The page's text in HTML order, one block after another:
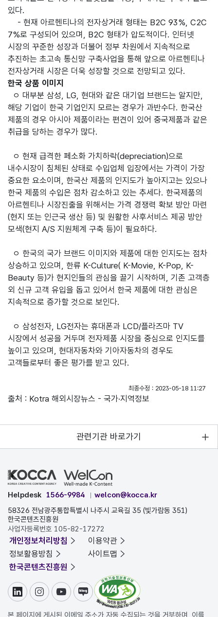
있다.
- 현재 아르헨티나의 전자상거래 형태는 B2C 93%, C2C
7%로 구성되어 있으며, B2C 형태가 압도적이다. 인터넷
시장의 꾸준한 성장과 더불어 정부 차원에서 지속적으로
추진하는 초고속 통신망 구축사업을 통해 앞으로 아르헨티나
전자상거래 시장은 더욱 성장할 것으로 전망되고 있다.
한국 상품 이미지
ㅇ 대부분 삼성, LG, 현대와 같은 대기업 브랜드는 알지만,
해당 기업이 한국 기업인지 모르는 경우가 과반수다. 한국산
제품의 경우 아시아 제품이라는 편견이 있어 중국제품과 같은
취급을 당하는 경우가 많다.
ㅇ 현재 급격한 페소화 가치하락(depreciation)으로
내수시장이 침체된 상태로 수입업체 입장에서는 가격이 가장
중요한 요소이며, 한국산 제품의 인지도가 높아지고는 있으나
한국 제품의 수입은 점차 감소하고 있는 추세다. 한국제품의
아르헨티나 시장진출을 위해서는 가격 경쟁력 확보 방안 마련
(현지 또는 인근국 생산 등) 및 원활한 사후서비스 제공 방안
모색(현지 A/S 지원체계 구축 등)이 필요하다.
ㅇ 한국의 국가 브랜드 이미지와 제품에 대한 인지도는 점차
상승하고 있으며, 한류 K-Culture( K-Movie, K-Pop, K-
Beauty 등)가 현지인들의 관심을 끌기 시작하며, 기존 고객층
외 신규 고객 유입을 돕고 있어서 한국 제품에 대한 관심은
지속적으로 증가할 것으로 보인다.
ㅇ 삼성전자, LG전자는 휴대폰과 LCD/플라즈마 TV
시장에서 성공을 거두며 전자제품 시장을 중심으로 인지도를
높이고 있으며, 현대자동차와 기아자동차의 경우도
고객들로부터 좋은 평가를 받고 있다.
최종수정 : 2023-05-18 11:27
출처 : Kotra 해외시장뉴스 - 국가·지역정보
관련기관 바로가기
Helpdesk 1566-9984
welcon@kocca.kr
58326 전남광주통합특별시 나주시 교육길 35 (빛가람동 351)
한국콘텐츠진흥원
사업자등록번호 105-82-17272
개인정보처리방침
이용약관
정보활용방침
사이트맵
한국콘텐츠진흥원
링크드인인스타그램
유튜브블로그
본 페이지에 게시된 이메일 주소가 자동 수집되는 것을 거부하며, 이를